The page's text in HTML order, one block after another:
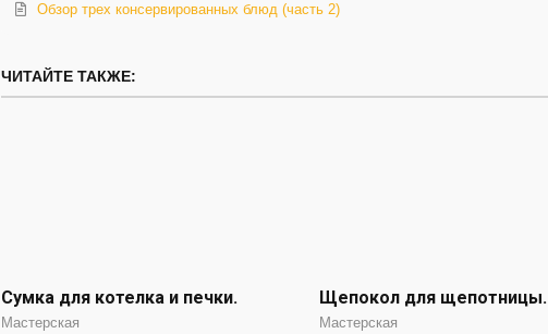
Обзор трех консервированных блюд (часть 2)
ЧИТАЙТЕ ТАКЖЕ:
Сумка для котелка и печки.
Мастерская
Щепокол для щепотницы.
Мастерская